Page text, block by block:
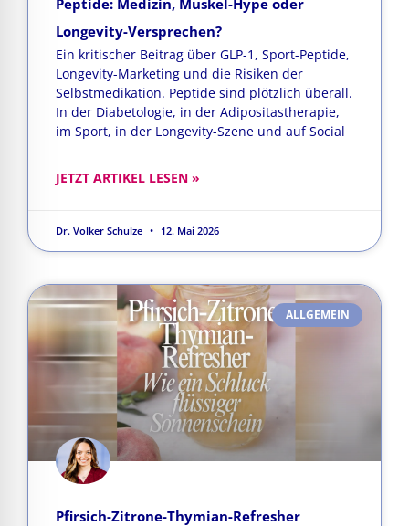
Longevity-Versprechen?
Ein kritischer Beitrag über GLP-1, Sport-Peptide,
Longevity-Marketing und die Risiken der
Selbstmedikation. Peptide sind plötzlich überall.
In der Diabetologie, in der Adipositastherapie,
im Sport, in der Longevity-Szene und auf Social
JETZT ARTIKEL LESEN »
Dr. Volker Schulze 12. Mai 2026
ALLGEMEIN
Pfirsich-Zitrone-Thymian-Refresher